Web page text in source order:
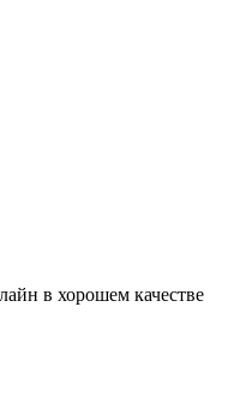
в хорошем качестве